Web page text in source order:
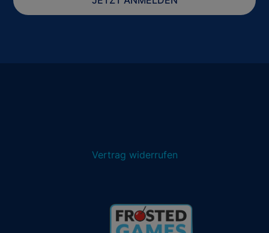
Vertrag widerrufen